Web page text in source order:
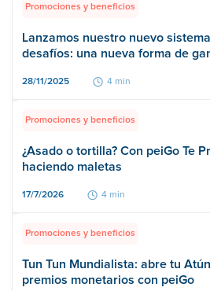
Promociones y beneficios
Lanzamos nuestro nuevo
desafíos: una nueva forma de
28/11/2025 4 min
Promociones y beneficios
¿Asado o tortilla? Con peiGo Te
haciendo maletas
17/7/2026 4 min
Promociones y beneficios
Tun Tun Mundialista: abre tu
premios monetarios con peiGo